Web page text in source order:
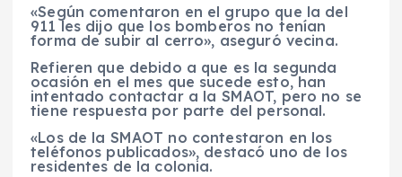
«Según comentaron en el grupo que la del
911 les dijo que los bomberos no tenían
forma de subir al cerro», aseguró vecina.
Refieren que debido a que es la segunda
ocasión en el mes que sucede esto, han
intentado contactar a la SMAOT, pero no se
tiene respuesta por parte del personal.
«Los de la SMAOT no contestaron en los
teléfonos publicados», destacó uno de los
residentes de la colonia.